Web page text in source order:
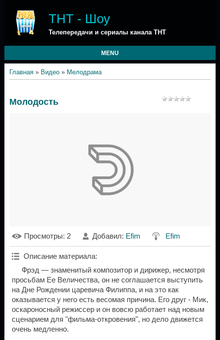
ТНТ - Шоу
Телепередачи и сериалы канала ТНТ
MENU
Главная» Видео» Мелодрама
Молодость
Просмотры: 2 Добавил: Efim Efim
Описание материала:
Фрэд — знаменитый композитор и дирижер, несмотря
просьбам Ее Величества, он не соглашается выступить
на Дне Рождении царевича Филиппа, и на это как
оказывается у него есть весомая причина. Его друг - Мик,
оскароносный режиссер и он вовсю работает над новым
сценарием для "фильма-откровения", но дело движется
очень медленно.